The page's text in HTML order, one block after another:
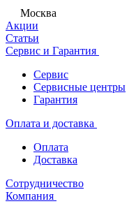
Москва
Акции
Статьи
Сервис и Гарантия
Сервис
Сервисные центры
Гарантия
Оплата и доставка
Оплата
Доставка
Сотрудничество
Компания